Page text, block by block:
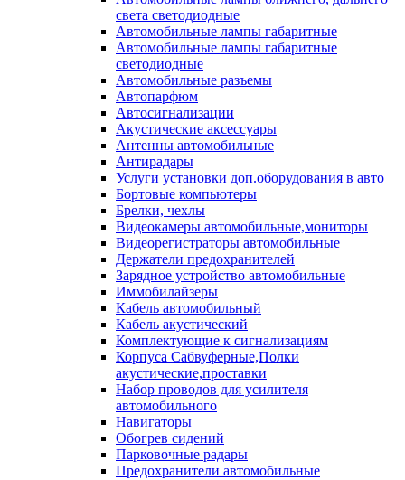
света светодиодные
Автомобильные лампы габаритные
Автомобильные лампы габаритные
светодиодные
Автомобильные разъемы
Автопарфюм
Автосигнализации
Акустические аксессуары
Антенны автомобильные
Антирадары
Услуги установки доп.оборудования в авто
Бортовые компьютеры
Брелки, чехлы
Видеокамеры автомобильные,мониторы
Видеорегистраторы автомобильные
Держатели предохранителей
Зарядное устройство автомобильные
Иммобилайзеры
Кабель автомобильный
Кабель акустический
Комплектующие к сигнализациям
Корпуса Сабвуферные,Полки
акустические,проставки
Набор проводов для усилителя
автомобильного
Навигаторы
Обогрев сидений
Парковочные радары
Предохранители автомобильные